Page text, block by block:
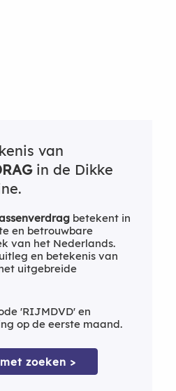
van
in de Dikke
betekent in
en betrouwbare
van het Nederlands.
en betekenis van
uitgebreide
'RIJMDVD' en
op de eerste maand.
zoeken >